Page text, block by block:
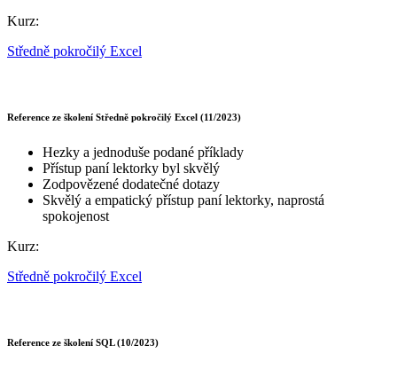
Kurz:
Středně pokročilý Excel
Reference ze školení Středně pokročilý Excel (11/2023)
Hezky a jednoduše podané příklady
Přístup paní lektorky byl skvělý
Zodpovězené dodatečné dotazy
Skvělý a empatický přístup paní lektorky, naprostá
spokojenost
Kurz:
Středně pokročilý Excel
Reference ze školení SQL (10/2023)